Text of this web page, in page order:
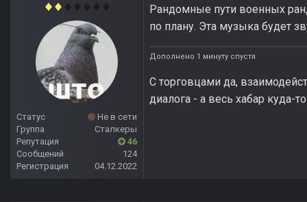
Статус
Не в сети
Группа
Сталкеры
Репутация
46
Сообщений
124
Регистрация
04.12.2022
Рандомные пути военных
по плану. Эта музыка будет
Дополнено 1 минуту спустя
С торговцами да,
диалога - а весь хабар куда-